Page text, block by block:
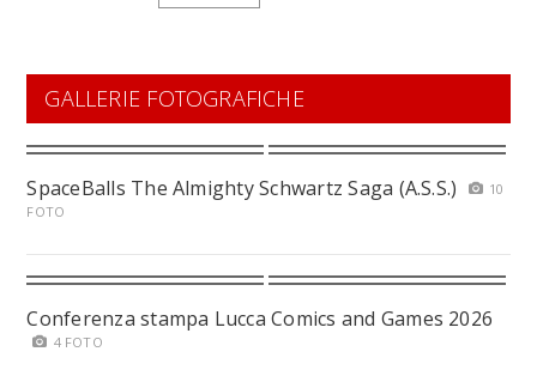
GALLERIE FOTOGRAFICHE
SpaceBalls The Almighty Schwartz Saga (A.S.S.)
10
FOTO
Conferenza stampa Lucca Comics and Games 2026
4 FOTO